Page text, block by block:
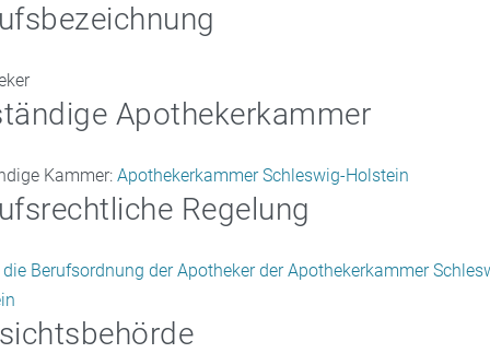
Apothekerkammer
Kammer: Apothekerkammer Schleswig-Holstein
Regelung
Berufsordnung der Apotheker der Apothekerkammer